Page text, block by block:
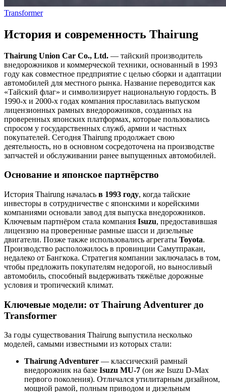
Transformer
История и современность Thairung
Thairung Union Car Co., Ltd. — тайский производитель
внедорожников и коммерческой техники, основанный в 1993
году как совместное предприятие с целью сборки и адаптации
автомобилей для местного рынка. Название переводится как
«Тайский флаг» и символизирует национальную гордость. В
1990-х и 2000-х годах компания прославилась выпуском
лицензионных рамных внедорожников, созданных на
проверенных японских платформах, которые пользовались
спросом у государственных служб, армии и частных
покупателей. Сегодня Thairung продолжает свою
деятельность, но в основном сосредоточена на производстве
запчастей и обслуживании ранее выпущенных автомобилей.
Основание и японское партнёрство
История Thairung началась в 1993 году, когда тайские
инвесторы в сотрудничестве с японскими и корейскими
компаниями основали завод для выпуска внедорожников.
Ключевым партнёром стала компания Isuzu, предоставившая
лицензию на проверенные рамные шасси и дизельные
двигатели. Позже также использовались агрегаты Toyota.
Производство расположилось в провинции Самутпракан,
недалеко от Бангкока. Стратегия компании заключалась в том,
чтобы предложить покупателям недорогой, но выносливый
автомобиль, способный выдерживать тяжёлые дорожные
условия и тропический климат.
Ключевые модели: от Thairung Adventurer до
Transformer
За годы существования Thairung выпустила несколько
моделей, самыми известными из которых стали:
Thairung Adventurer — классический рамный
внедорожник на базе Isuzu MU-7 (он же Isuzu D-Max
первого поколения). Отличался утилитарным дизайном,
мощной рамой, полным приводом и дизельным